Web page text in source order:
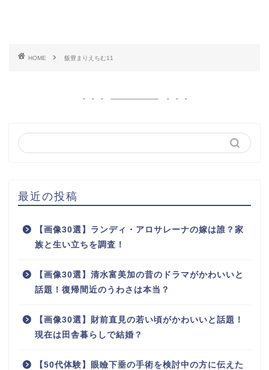
HOME 飯豊まりえちむ11
最近の投稿
【画像30選】ランディ・アロサレーナの嫁は誰？家
族と生い立ちを調査！
【画像30選】清水富美加の昔のドラマがかわいいと
話題！復帰間近のうわさは本当？
【画像30選】財前直見の若い頃がかわいいと話題！
現在は田舎暮らしで結婚？
【50代体験】眼瞼下垂の手術を検討中の方に伝えた